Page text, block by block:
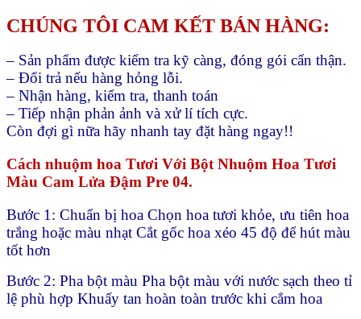
CHÚNG TÔI CAM KẾT BÁN HÀNG:
– Sản phẩm được kiểm tra kỹ càng, đóng gói cẩn thận.
– Đổi trả nếu hàng hỏng lỗi.
– Nhận hàng, kiểm tra, thanh toán
– Tiếp nhận phản ảnh và xử lí tích cực.
Còn đợi gì nữa hãy nhanh tay đặt hàng ngay!!
Cách nhuộm hoa Tươi Với Bột Nhuộm Hoa Tươi
Màu Cam Lửa Đậm Pre 04.
Bước 1: Chuẩn bị hoa Chọn hoa tươi khỏe, ưu tiên hoa
trắng hoặc màu nhạt Cắt gốc hoa xéo 45 độ để hút màu
tốt hơn
Bước 2: Pha bột màu Pha bột màu với nước sạch theo tỉ
lệ phù hợp Khuấy tan hoàn toàn trước khi cắm hoa